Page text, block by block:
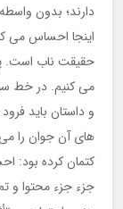
دارند؛ بدون
اینجا احساس می
حقیقت ناب است.
می کنیم. در خط
و داستان باید
های آن جوان را
کتمان کرده بود:
جزء جزء محتوا و